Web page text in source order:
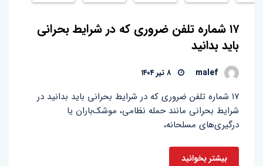
۱۷ شماره تلفن ضروری که در شرایط بحرانی
باید بدانید
malef
۱۷ شماره تلفن ضروری که در شرایط بحرانی باید بدانید در
شرایط بحرانی مانند حمله نظامی، موشک‌باران یا
درگیری‌های مسلحانه،
بیشتر بخوانید